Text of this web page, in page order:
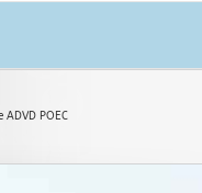
POEC